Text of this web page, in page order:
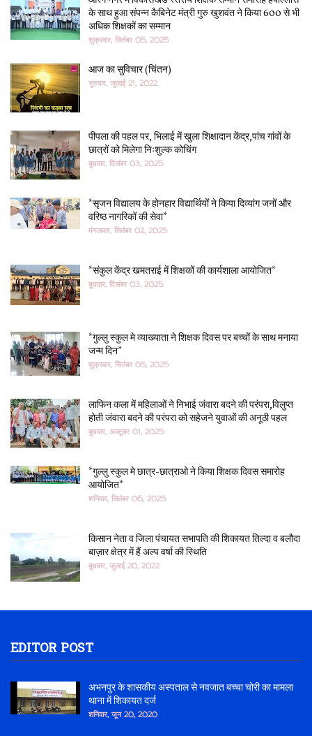
के साथ हुआ संपन्न कैबिनेट मंत्री गुरु खुशवंत ने किया 600 से भी
अधिक शिक्षकों का सम्मान
शुक्रवार, सितंबर 05, 2025
आज का सुविचार (चिंतन)
गुरुवार, जुलाई 21, 2022
पीपला की पहल पर, भिलाई में खुला शिक्षादान केंद्र,पांच गांवों के
छात्रों को मिलेगा निःशुल्क कोचिंग
बुधवार, दिसंबर 03, 2025
*सृजन विद्यालय के होनहार विद्यार्थियों ने किया दिव्यांग जनों और
वरिष्ठ नागरिकों की सेवा*
मंगलवार, सितंबर 02, 2025
*संकुल केंद्र खमतराई में शिक्षकों की कार्यशाला आयोजित*
बुधवार, दिसंबर 03, 2025
*गुल्लु स्कुल मे व्याख्याता ने शिक्षक दिवस पर बच्चों के साथ मनाया
जन्म दिन*
शुक्रवार, सितंबर 05, 2025
लाफिन कला में महिलाओं ने निभाई जंवारा बदने की परंपरा,विलुप्त
होती जंवारा बदने की परंपरा को सहेजने युवाओं की अनूठी पहल
बुधवार, अक्टूबर 01, 2025
*गुल्लु स्कुल मे छात्र-छात्राओ ने किया शिक्षक दिवस समारोह
आयोजित*
शनिवार, सितंबर 06, 2025
किसान नेता व जिला पंचायत सभापति की शिकायत तिल्दा व बलौदा
बाज़ार क्षेत्र में हैं अल्प वर्षा की स्थिति
बुधवार, जुलाई 20, 2022
EDITOR POST
अभनपुर के शासकीय अस्पताल से नवजात बच्चा चोरी का मामला
थाना में शिकायत दर्ज
शनिवार, जून 20, 2020